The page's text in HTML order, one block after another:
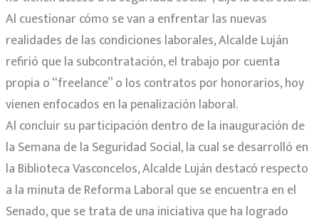
Al cuestionar cómo se van a enfrentar las nuevas
realidades de las condiciones laborales, Alcalde Luján
refirió que la subcontratación, el trabajo por cuenta
propia o “freelance” o los contratos por honorarios, hoy
vienen enfocados en la penalización laboral.
Al concluir su participación dentro de la inauguración de
la Semana de la Seguridad Social, la cual se desarrolló en
la Biblioteca Vasconcelos, Alcalde Luján destacó respecto
a la minuta de Reforma Laboral que se encuentra en el
Senado, que se trata de una iniciativa que ha logrado